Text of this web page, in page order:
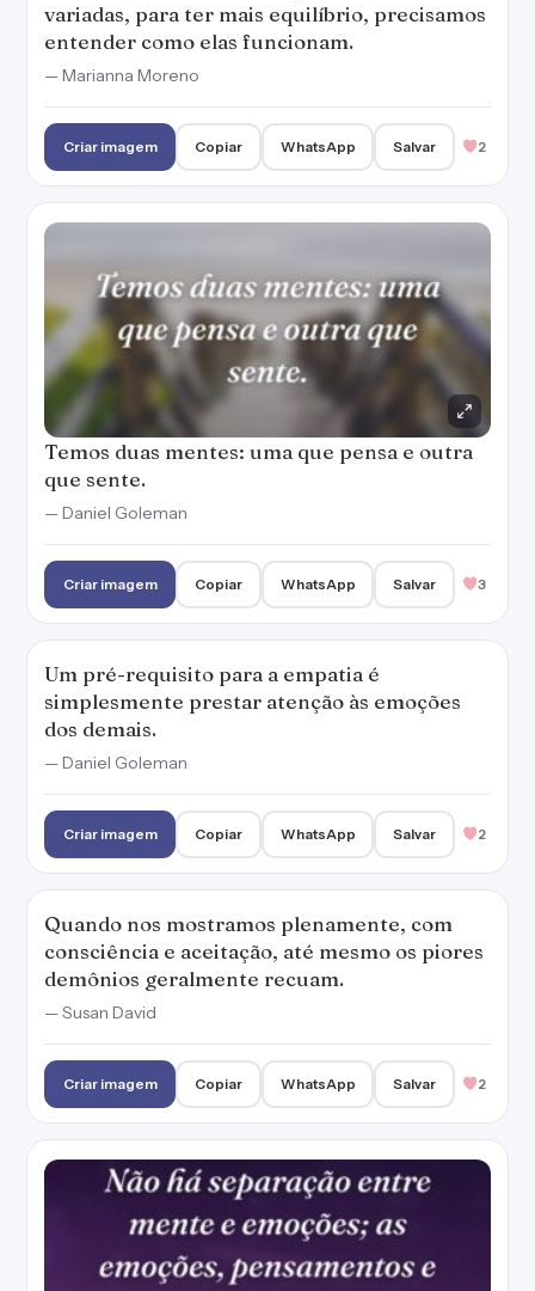
variadas, para ter mais equilíbrio, precisamos
entender como elas funcionam.
— Marianna Moreno
Criar imagem Copiar WhatsApp Salvar 2
Temos duas mentes: uma que pensa e outra
que sente.
— Daniel Goleman
Criar imagem Copiar WhatsApp Salvar 3
Um pré-requisito para a empatia é
simplesmente prestar atenção às emoções
dos demais.
— Daniel Goleman
Criar imagem Copiar WhatsApp Salvar 2
Quando nos mostramos plenamente, com
consciência e aceitação, até mesmo os piores
demônios geralmente recuam.
— Susan David
Criar imagem Copiar WhatsApp Salvar 2